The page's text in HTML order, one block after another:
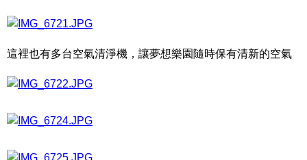
這裡也有多台空氣清淨機，讓夢想樂園隨時保有清新的空氣